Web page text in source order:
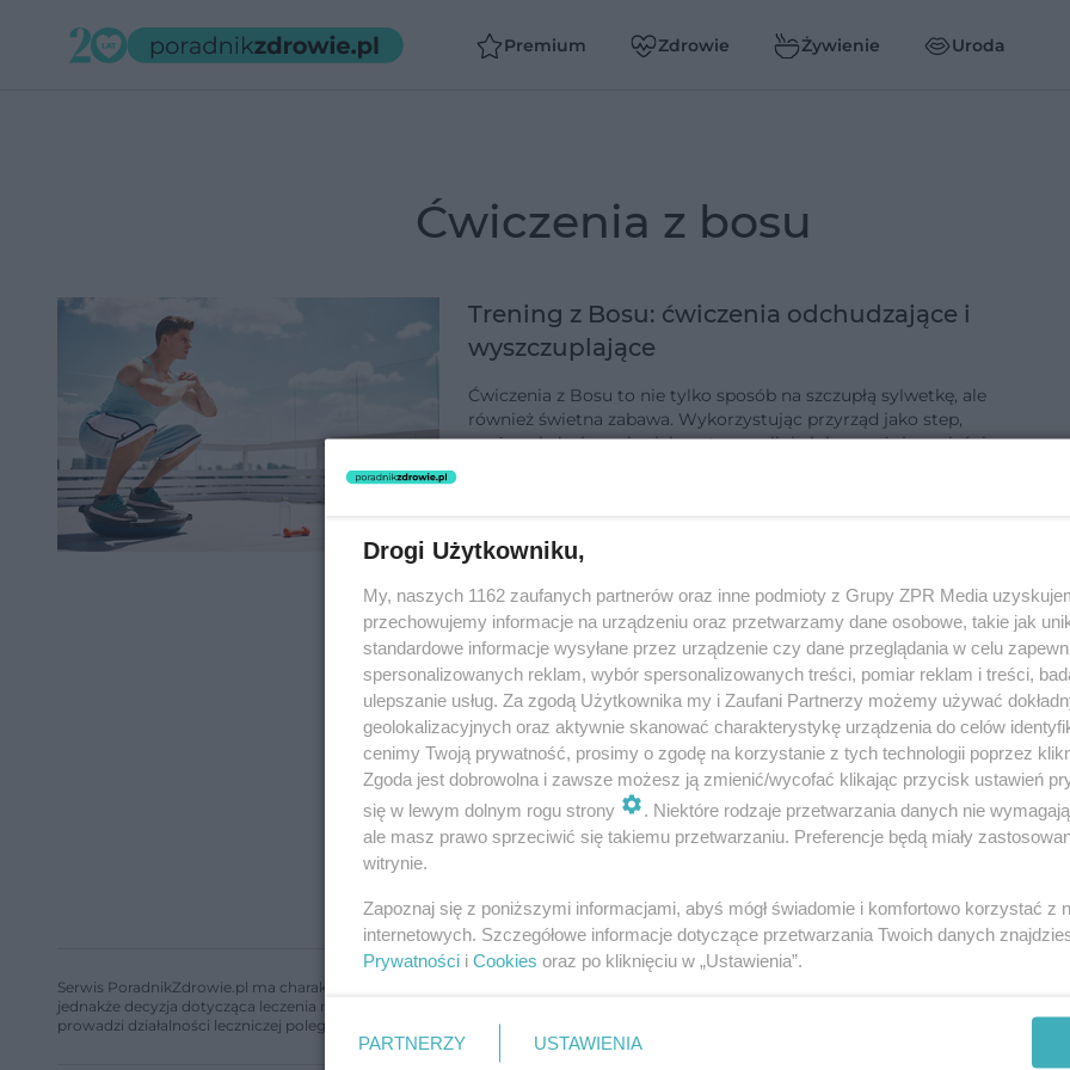
Premium Zdrowie Żywienie Uroda
ćwiczenia z bosu
Trening z Bosu: ćwiczenia odchudzające i
wyszczuplające
Ćwiczenia z Bosu to nie tylko sposób na szczupłą sylwetkę, ale
również świetna zabawa. Wykorzystując przyrząd jako step,
można skakać na nim jak na trampolinie lub angażując mięśnie
Serwis PoradnikZdrowie.pl ma charakter edukacyjny, nie stanowi i nie zastępuje porady lekarskiej. Redakcja serwisu dokłada wszelkich
jednakże decyzja dotycząca leczenia należy do lekarza. Redakcja i wydawca serwisu nie ponoszą odpowiedzialności wynikającej z
prowadzi działalności leczniczej polegającej na udzielaniu świadczeń zdrowotnych w rozumieniu art. 3 ust 1 ustawy o działalności leczniczej.
Drogi Użytkowniku,
My, naszych 1162 zaufanych partnerów oraz inne podmioty z Grupy ZPR Media
przechowujemy informacje na urządzeniu oraz przetwarzamy dane osobowe, takie jak
standardowe informacje wysyłane przez urządzenie czy dane przeglądania w celu
spersonalizowanych reklam, wybór spersonalizowanych treści, pomiar reklam i treści,
ulepszanie usług. Za zgodą Użytkownika my i Zaufani Partnerzy możemy używać
geolokalizacyjnych oraz aktywnie skanować charakterystykę urządzenia do celów
cenimy Twoją prywatność, prosimy o zgodę na korzystanie z tych technologii poprzez
Zgoda jest dobrowolna i zawsze możesz ją zmienić/wycofać klikając przycisk ustawień
się w lewym dolnym rogu strony
. Niektóre rodzaje przetwarzania danych nie
ale masz prawo sprzeciwić się takiemu przetwarzaniu. Preferencje będą miały
witrynie.
Zapoznaj się z poniższymi informacjami, abyś mógł świadomie i komfortowo korzystać z
internetowych. Szczegółowe informacje dotyczące przetwarzania Twoich danych
Prywatności i Cookies oraz po kliknięciu w „Ustawienia”.
PARTNERZY USTAWIENIA